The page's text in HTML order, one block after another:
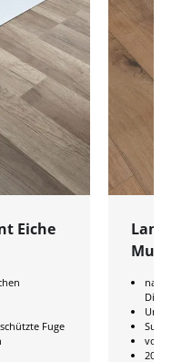
Eiche
Fuge
vor
20